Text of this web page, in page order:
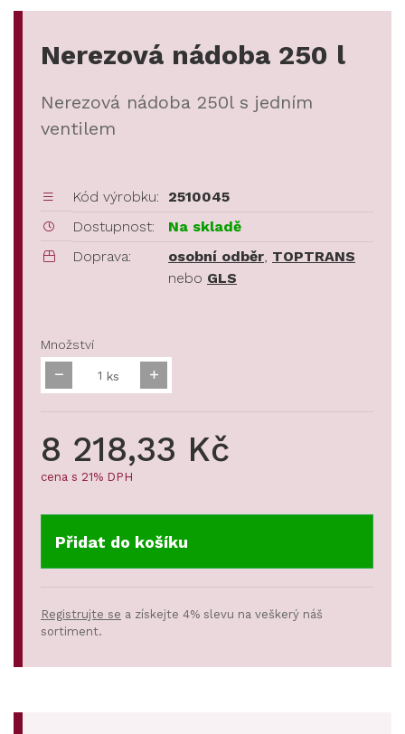
Nerezová nádoba 250 l
Nerezová nádoba 250l s jedním
ventilem
Kód výrobku:
2510045
Dostupnost:
Na skladě
Doprava:
osobní odběr, TOPTRANS
nebo GLS
Množství
ks
8 218,33 Kč
cena s 21% DPH
Přidat do košíku
Registrujte se a získejte 4% slevu na veškerý náš
sortiment.